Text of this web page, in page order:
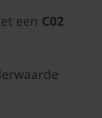
een C02